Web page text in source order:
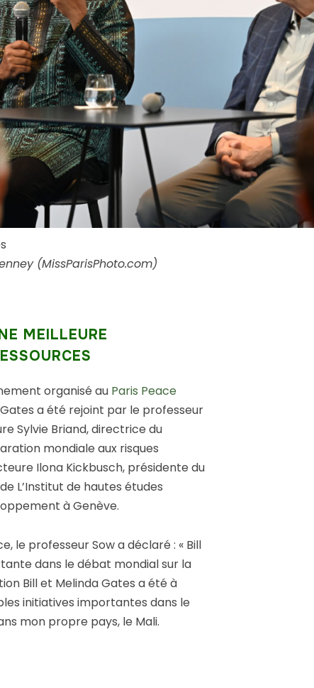
(MissParisPhoto.com)
MEILLEURE
organisé au Paris Peace
Gates a été rejoint par le professeur
Sylvie Briand, directrice du
mondiale aux risques
Ilona Kickbusch, présidente du
L’Institut de hautes études
à Genève.
le professeur Sow a déclaré : « Bill
dans le débat mondial sur la
Bill et Melinda Gates a été à
initiatives importantes dans le
mon propre pays, le Mali.